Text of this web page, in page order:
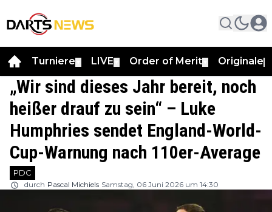
Turniere LIVE Order of Merit Originale
„Wir sind dieses Jahr bereit, noch
heißer drauf zu sein“ – Luke
Humphries sendet England-World-
Cup-Warnung nach 110er-Average
PDC
durch Pascal Michiels Samstag, 06 Juni 2026 um 14:30